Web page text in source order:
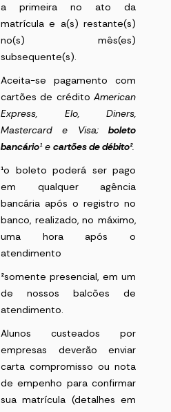
a primeira no ato da
matrícula e a(s) restante(s)
no(s) mês(es)
subsequente(s).
Aceita-se pagamento com
cartões de crédito American
Express, Elo, Diners,
Mastercard e Visa; boleto
bancário¹e cartões de débito².
¹o boleto poderá ser pago
em qualquer agência
bancária após o registro no
banco, realizado, no máximo,
uma hora após o
atendimento
²somente presencial, em um
de nossos balcões de
atendimento.
Alunos custeados por
empresas deverão enviar
carta compromisso ou nota
de empenho para confirmar
sua matrícula (detalhes em